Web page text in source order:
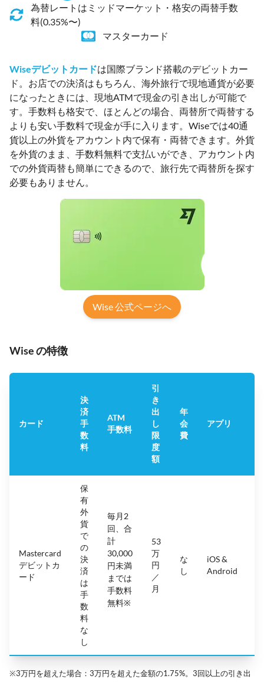
為替レートはミッドマーケット・格安の両替手数
料(0.35%〜)
マスターカード
Wiseデビットカードは国際ブランド搭載のデビットカー
ド。お店での決済はもちろん、海外旅行で現地通貨が必要
になったときには、現地ATMで現金の引き出しが可能で
す。手数料も格安で、ほとんどの場合、両替所で両替する
よりも安い手数料で現金が手に入ります。Wiseでは40通
貨以上の外貨をアカウント内で保有・両替できます。外貨
を外貨のまま、手数料無料で支払いができ、アカウント内
での外貨両替も簡単にできるので、旅行先で両替所を探す
必要もありません。
Wise 公式ページへ
Wise の特徴
カード
決
済
手
数
料
ATM
手数料
引
き
出
し
限
度
額
年
会
費
アプリ
Mastercard
デビットカ
ード
保
有
外
貨
で
の
決
済
は
手
数
料
な
し
毎月2
回、合
計
30,000
円未満
までは
手数料
無料※
53
万
円
／
月
な
し
iOS &
Android
※3万円を超えた場合：3万円を超えた金額の1.75%。3回以上の引き出